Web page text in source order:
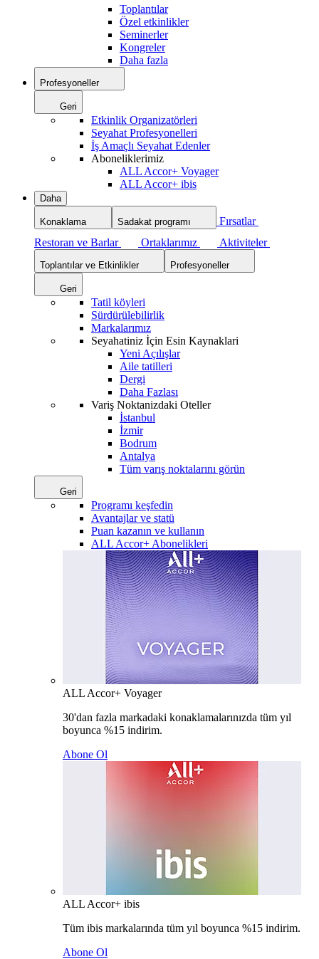
Toplantılar
Özel etkinlikler
Seminerler
Kongreler
Daha fazla
Profesyoneller
Geri
Etkinlik Organizatörleri
Seyahat Profesyonelleri
İş Amaçlı Seyahat Edenler
Aboneliklerimiz
ALL Accor+ Voyager
ALL Accor+ ibis
Daha
Konaklama Sadakat programı
Fırsatlar
Restoran ve Barlar
Ortaklarımız Aktiviteler
Toplantılar ve Etkinlikler Profesyoneller
Geri
Tatil köyleri
Sürdürülebilirlik
Markalarımız
Seyahatiniz İçin Esin Kaynaklari
Yeni Açılışlar
Aile tatilleri
Dergi
Daha Fazlası
Variş Noktanizdaki Oteller
İstanbul
İzmir
Bodrum
Antalya
Tüm varış noktalarını görün
Geri
Programı keşfedin
Avantajlar ve statü
Puan kazanın ve kullanın
ALL Accor+ Abonelikleri
ALL Accor+ Voyager
30'dan fazla markadaki konaklamalarınızda tüm yıl
boyunca %15 indirim.
Abone Ol
ALL Accor+ ibis
Tüm ibis markalarında tüm yıl boyunca %15 indirim.
Abone Ol